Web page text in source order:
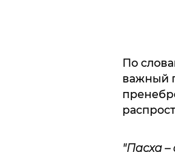
По
важный
"Пасха